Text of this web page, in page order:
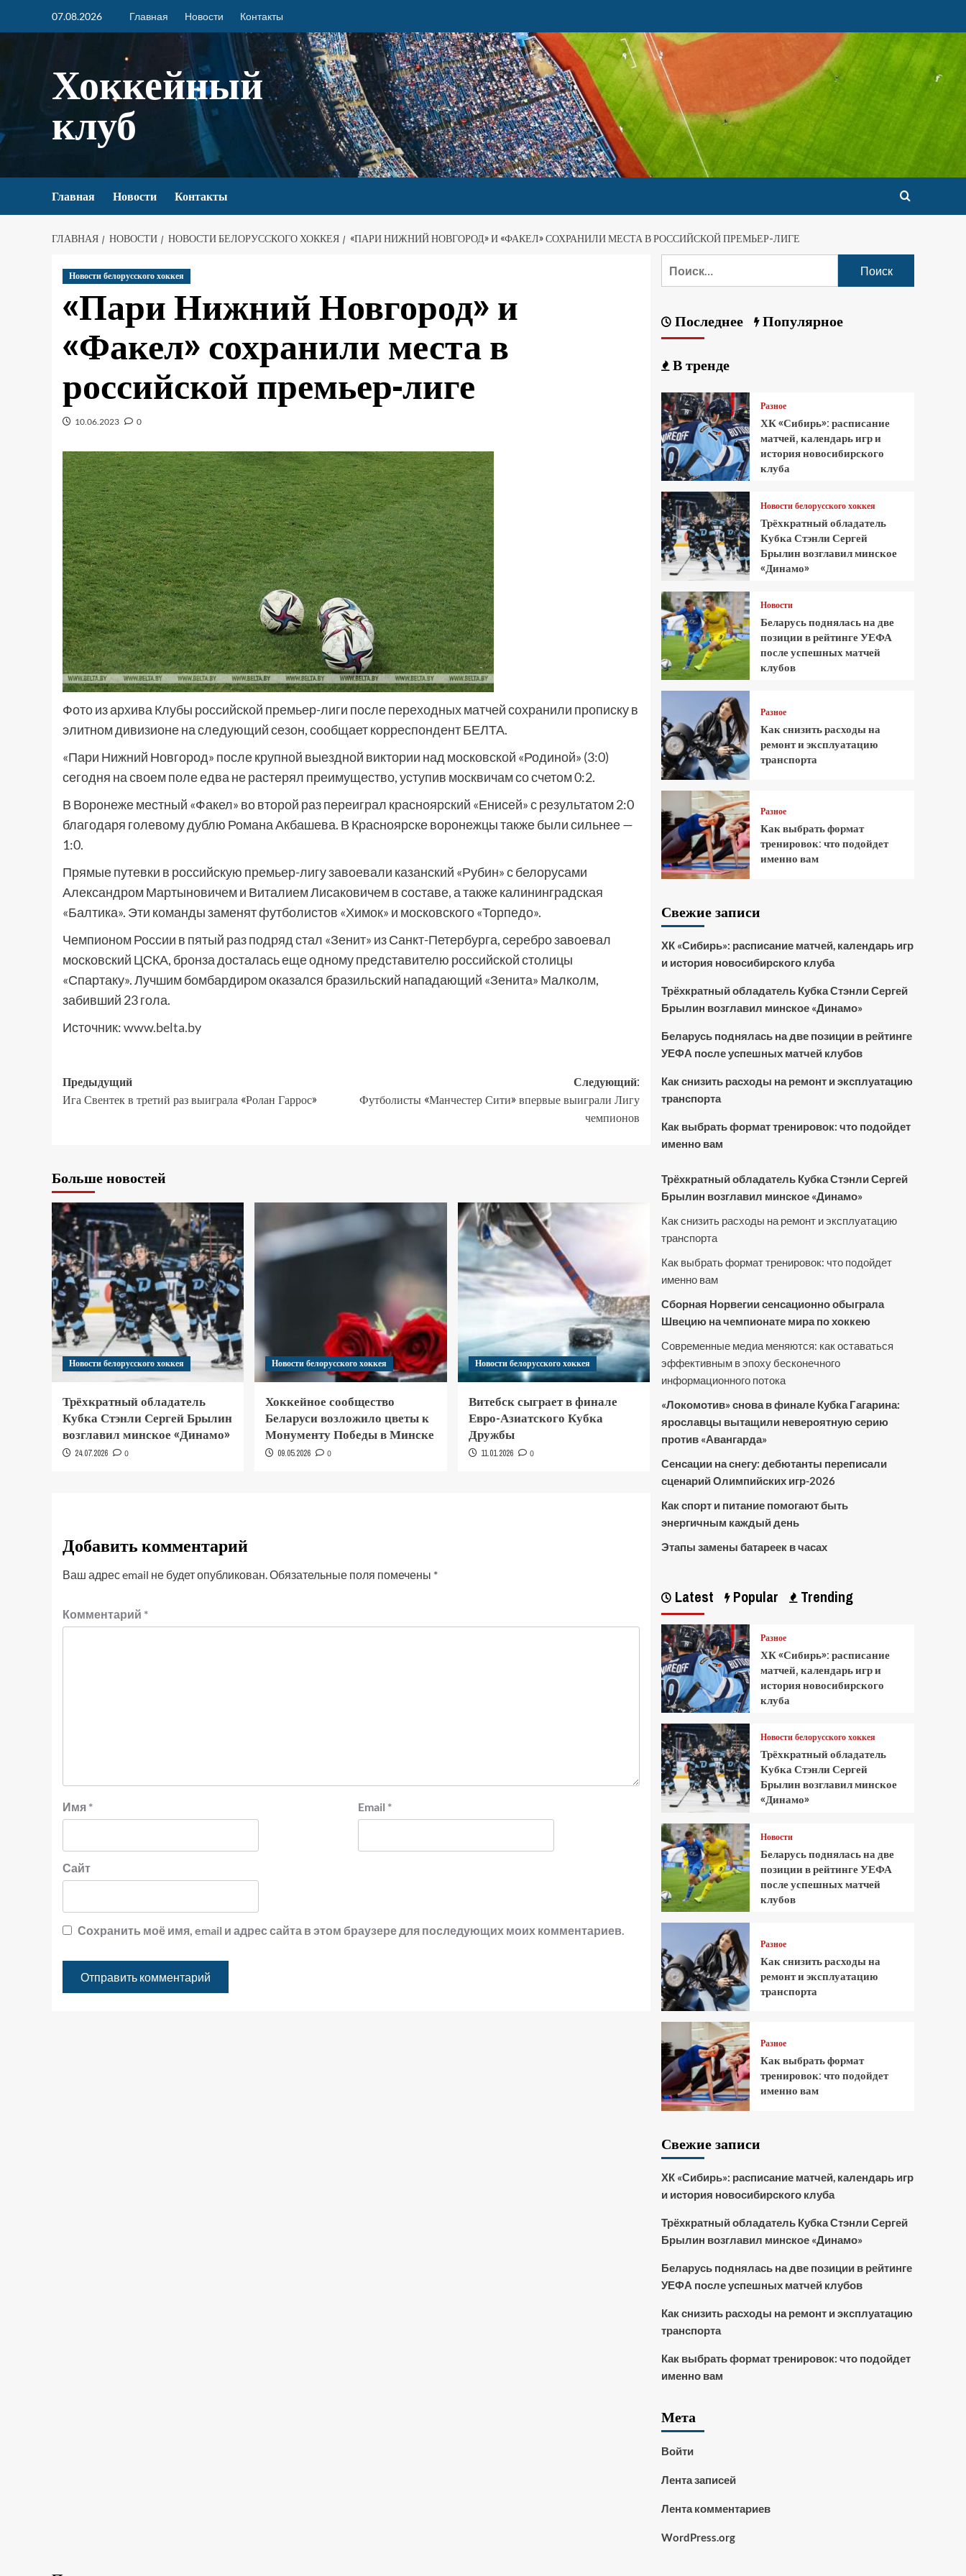
07.08.2026 Главная Новости Контакты
Хоккейный
клуб
Главная Новости Контакты
ГЛАВНАЯ НОВОСТИ НОВОСТИ БЕЛОРУССКОГО ХОККЕЯ «ПАРИ НИЖНИЙ НОВГОРОД» И «ФАКЕЛ» СОХРАНИЛИ МЕСТА В РОССИЙСКОЙ ПРЕМЬЕР-ЛИГЕ
Новости белорусского хоккея
«Пари Нижний Новгород» и
«Факел» сохранили места в
российской премьер-лиге
10.06.2023 0
Фото из архива Клубы российской премьер-лиги после переходных матчей сохранили прописку в
элитном дивизионе на следующий сезон, сообщает корреспондент БЕЛТА.
«Пари Нижний Новгород» после крупной выездной виктории над московской «Родиной» (3:0)
сегодня на своем поле едва не растерял преимущество, уступив москвичам со счетом 0:2.
В Воронеже местный «Факел» во второй раз переиграл красноярский «Енисей» с результатом 2:0
благодаря голевому дублю Романа Акбашева. В Красноярске воронежцы также были сильнее —
1:0.
Прямые путевки в российскую премьер-лигу завоевали казанский «Рубин» с белорусами
Александром Мартыновичем и Виталием Лисаковичем в составе, а также калининградская
«Балтика». Эти команды заменят футболистов «Химок» и московского «Торпедо».
Чемпионом России в пятый раз подряд стал «Зенит» из Санкт-Петербурга, серебро завоевал
московский ЦСКА, бронза досталась еще одному представителю российской столицы
«Спартаку». Лучшим бомбардиром оказался бразильский нападающий «Зенита» Малколм,
забивший 23 гола.
Источник:www.belta.by
Предыдущий
Ига Свентек в третий раз выиграла «Ролан Гаррос»
Следующий:
Футболисты «Манчестер Сити» впервые выиграли Лигу
чемпионов
Больше новостей
Новости белорусского хоккея
Трёхкратный обладатель
Кубка Стэнли Сергей Брылин
возглавил минское «Динамо»
24.07.2026 0
Новости белорусского хоккея
Хоккейное сообщество
Беларуси возложило цветы к
Монументу Победы в Минске
09.05.2026 0
Новости белорусского хоккея
Витебск сыграет в финале
Евро-Азиатского Кубка
Дружбы
11.01.2026 0
Добавить комментарий
Ваш адрес email не будет опубликован.Обязательные поля помечены *
Комментарий *
Имя * Email *
Сайт
Сохранить моё имя, email и адрес сайта в этом браузере для последующих моих комментариев.
Последнее Популярное
В тренде
Разное
ХК «Сибирь»: расписание
матчей, календарь игр и
история новосибирского
клуба
Новости белорусского хоккея
Трёхкратный обладатель
Кубка Стэнли Сергей
Брылин возглавил минское
«Динамо»
Новости
Беларусь поднялась на две
позиции в рейтинге УЕФА
после успешных матчей
клубов
Разное
Как снизить расходы на
ремонт и эксплуатацию
транспорта
Разное
Как выбрать формат
тренировок: что подойдет
именно вам
Свежие записи
ХК «Сибирь»: расписание матчей, календарь игр
и история новосибирского клуба
Трёхкратный обладатель Кубка Стэнли Сергей
Брылин возглавил минское «Динамо»
Беларусь поднялась на две позиции в рейтинге
УЕФА после успешных матчей клубов
Как снизить расходы на ремонт и эксплуатацию
транспорта
Как выбрать формат тренировок: что подойдет
именно вам
Трёхкратный обладатель Кубка Стэнли Сергей
Брылин возглавил минское «Динамо»
Как снизить расходы на ремонт и эксплуатацию
транспорта
Как выбрать формат тренировок: что подойдет
именно вам
Сборная Норвегии сенсационно обыграла
Швецию на чемпионате мира по хоккею
Современные медиа меняются: как оставаться
эффективным в эпоху бесконечного
информационного потока
«Локомотив» снова в финале Кубка Гагарина:
ярославцы вытащили невероятную серию
против «Авангарда»
Сенсации на снегу: дебютанты переписали
сценарий Олимпийских игр-2026
Как спорт и питание помогают быть
энергичным каждый день
Этапы замены батареек в часах
Latest Popular Trending
Разное
ХК «Сибирь»: расписание
матчей, календарь игр и
история новосибирского
клуба
Новости белорусского хоккея
Трёхкратный обладатель
Кубка Стэнли Сергей
Брылин возглавил минское
«Динамо»
Новости
Беларусь поднялась на две
позиции в рейтинге УЕФА
после успешных матчей
клубов
Разное
Как снизить расходы на
ремонт и эксплуатацию
транспорта
Разное
Как выбрать формат
тренировок: что подойдет
именно вам
Свежие записи
ХК «Сибирь»: расписание матчей, календарь игр
и история новосибирского клуба
Трёхкратный обладатель Кубка Стэнли Сергей
Брылин возглавил минское «Динамо»
Беларусь поднялась на две позиции в рейтинге
УЕФА после успешных матчей клубов
Как снизить расходы на ремонт и эксплуатацию
транспорта
Как выбрать формат тренировок: что подойдет
именно вам
Мета
Войти
Лента записей
Лента комментариев
WordPress.org